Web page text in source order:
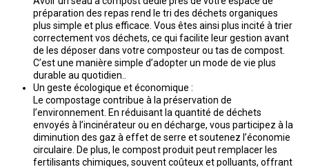
préparation des repas rend le tri des déchets organiques
plus simple et plus efficace. Vous êtes ainsi plus incité à trier
correctement vos déchets, ce qui facilite leur gestion avant
de les déposer dans votre composteur ou tas de compost.
C’est une manière simple d’adopter un mode de vie plus
durable au quotidien..
Un geste écologique et économique :
Le compostage contribue à la préservation de
l’environnement. En réduisant la quantité de déchets
envoyés à l’incinérateur ou en décharge, vous participez à la
diminution des gaz à effet de serre et soutenez l’économie
circulaire. De plus, le compost produit peut remplacer les
fertilisants chimiques, souvent coûteux et polluants, offrant